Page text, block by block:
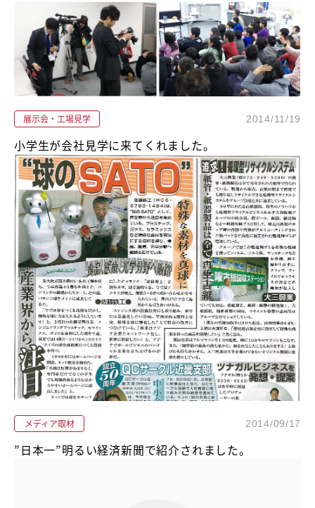
展示会・工場見学 2014/11/19
小学生が会社見学に来てくれました。
メディア取材 2014/09/17
”日本一”明るい経済新聞で紹介されました。